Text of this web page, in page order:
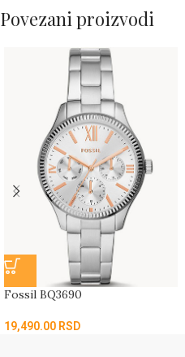
Povezani proizvodi
Fossil BQ3690
19,490.00 RSD